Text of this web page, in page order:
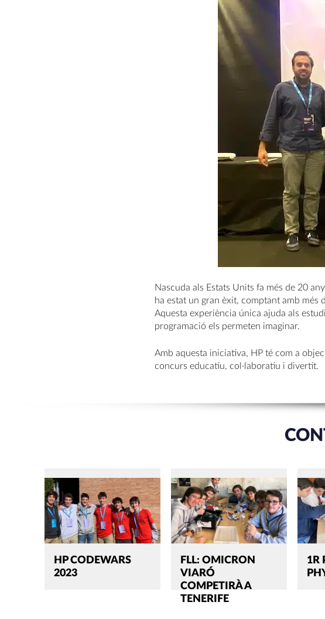
Nascuda als Estats Units fa més de 20
ha estat un gran èxit, comptant amb més
Aquesta experiència única ajuda als
programació els permeten imaginar.
Amb aquesta iniciativa, HP té com a
concurs educatiu, col·laboratiu i divertit.
HP CODEWARS
2023
FLL: OMICRON
VIARÓ
COMPETIRÀ A
TENERIFE
1R